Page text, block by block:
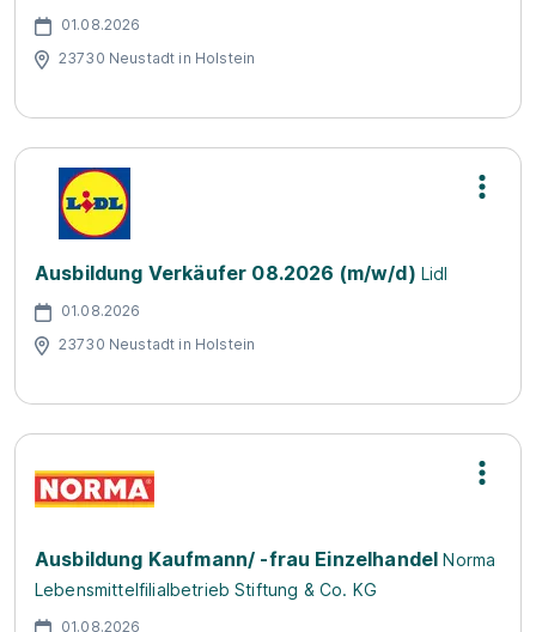
01.08.2026
23730 Neustadt in Holstein
Ausbildung Verkäufer 08.2026 (m/w/d) Lidl
01.08.2026
23730 Neustadt in Holstein
Ausbildung Kaufmann/ -frau Einzelhandel Norma
Lebensmittelfilialbetrieb Stiftung & Co. KG
01.08.2026